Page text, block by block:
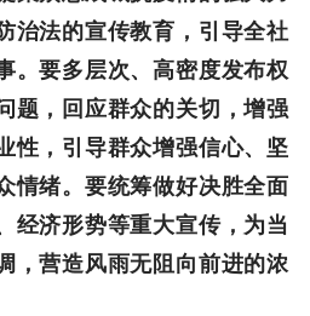
治法的宣传教育，引导全社
。要多层次、高密度发布权
题，回应群众的关切，增强
性，引导群众增强信心、坚
情绪。要统筹做好决胜全面
经济形势等重大宣传，为当
，营造风雨无阻向前进的浓